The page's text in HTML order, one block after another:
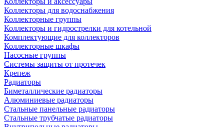
Коллекторы для водоснабжения
Коллекторные группы
Коллекторы и гидрострелки для котельной
Комплектующие для коллекторов
Коллекторные шкафы
Насосные группы
Системы защиты от протечек
Крепеж
Радиаторы
Биметаллические радиаторы
Алюминиевые радиаторы
Стальные панельные радиаторы
Стальные трубчатые радиаторы